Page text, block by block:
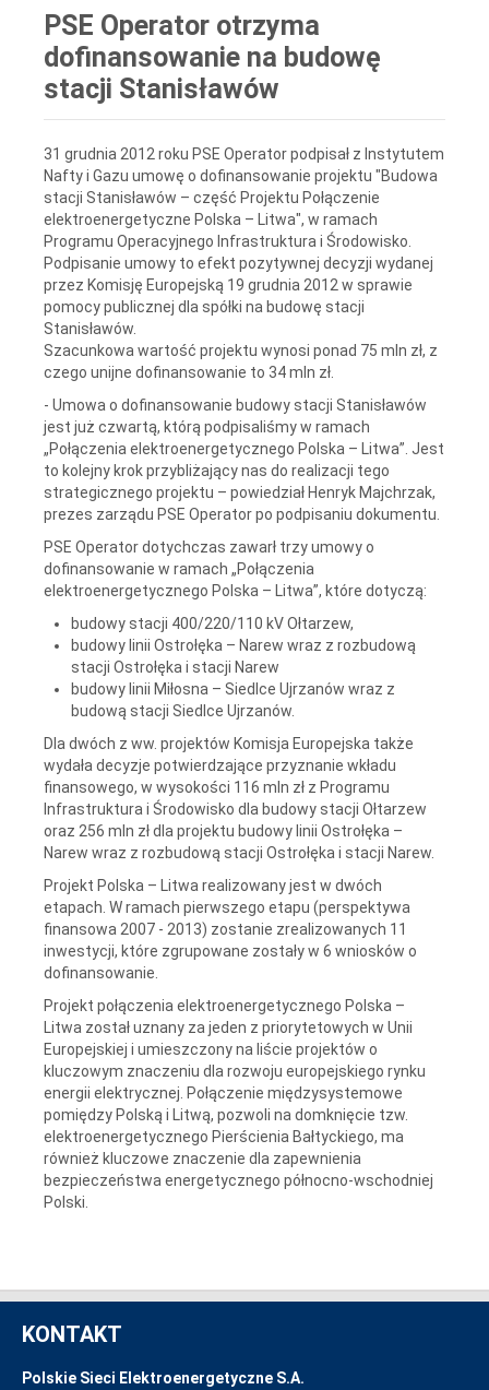
PSE Operator otrzyma
dofinansowanie na budowę
stacji Stanisławów
31 grudnia 2012 roku PSE Operator podpisał z Instytutem
Nafty i Gazu umowę o dofinansowanie projektu "Budowa
stacji Stanisławów – część Projektu Połączenie
elektroenergetyczne Polska – Litwa", w ramach
Programu Operacyjnego Infrastruktura i Środowisko.
Podpisanie umowy to efekt pozytywnej decyzji wydanej
przez Komisję Europejską 19 grudnia 2012 w sprawie
pomocy publicznej dla spółki na budowę stacji
Stanisławów.
Szacunkowa wartość projektu wynosi ponad 75 mln zł, z
czego unijne dofinansowanie to 34 mln zł.
- Umowa o dofinansowanie budowy stacji Stanisławów
jest już czwartą, którą podpisaliśmy w ramach
„Połączenia elektroenergetycznego Polska – Litwa”. Jest
to kolejny krok przybliżający nas do realizacji tego
strategicznego projektu – powiedział Henryk Majchrzak,
prezes zarządu PSE Operator po podpisaniu dokumentu.
PSE Operator dotychczas zawarł trzy umowy o
dofinansowanie w ramach „Połączenia
elektroenergetycznego Polska – Litwa”, które dotyczą:
budowy stacji 400/220/110 kV Ołtarzew,
budowy linii Ostrołęka – Narew wraz z rozbudową
stacji Ostrołęka i stacji Narew
budowy linii Miłosna – Siedlce Ujrzanów wraz z
budową stacji Siedlce Ujrzanów.
Dla dwóch z ww. projektów Komisja Europejska także
wydała decyzje potwierdzające przyznanie wkładu
finansowego, w wysokości 116 mln zł z Programu
Infrastruktura i Środowisko dla budowy stacji Ołtarzew
oraz 256 mln zł dla projektu budowy linii Ostrołęka –
Narew wraz z rozbudową stacji Ostrołęka i stacji Narew.
Projekt Polska – Litwa realizowany jest w dwóch
etapach. W ramach pierwszego etapu (perspektywa
finansowa 2007 - 2013) zostanie zrealizowanych 11
inwestycji, które zgrupowane zostały w 6 wniosków o
dofinansowanie.
Projekt połączenia elektroenergetycznego Polska –
Litwa został uznany za jeden z priorytetowych w Unii
Europejskiej i umieszczony na liście projektów o
kluczowym znaczeniu dla rozwoju europejskiego rynku
energii elektrycznej. Połączenie międzysystemowe
pomiędzy Polską i Litwą, pozwoli na domknięcie tzw.
elektroenergetycznego Pierścienia Bałtyckiego, ma
również kluczowe znaczenie dla zapewnienia
bezpieczeństwa energetycznego północno-wschodniej
Polski.
KONTAKT
Polskie Sieci Elektroenergetyczne S.A.